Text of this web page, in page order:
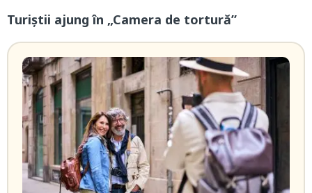
Turiștii ajung în „Camera de tortură”